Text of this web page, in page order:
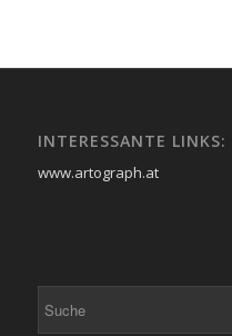
INTERESSANTE LINKS:
www.artograph.at